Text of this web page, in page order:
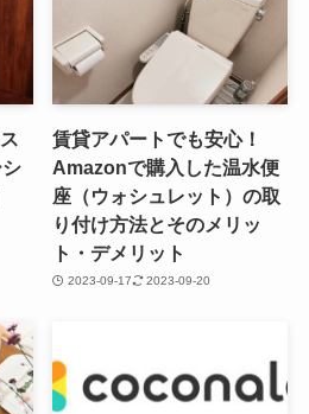
賃貸アパートでも安心！
Amazonで購入した温水便
座（ウォシュレット）の取
り付け方法とそのメリッ
ト・デメリット
2023-09-17 2023-09-20